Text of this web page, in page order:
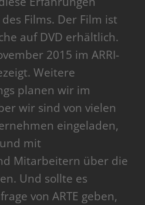
Films. Der Film ist
auf DVD erhältlich.
2015 im ARRI-
Weitere
planen wir im
wir sind von vielen
eingeladen,
mit
Mitarbeitern über die
Und sollte es
von ARTE geben,